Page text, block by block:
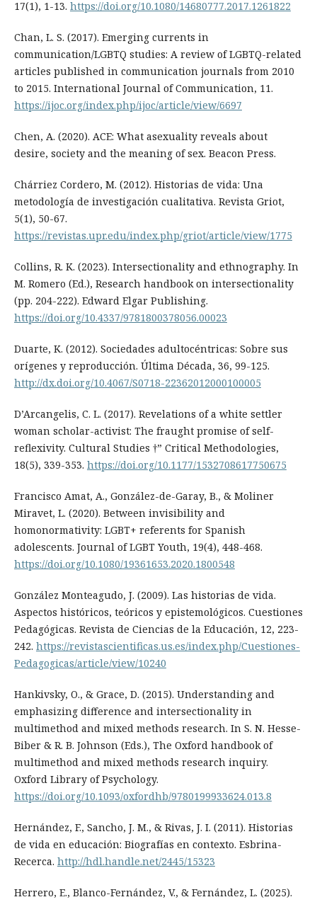
17(1), 1-13. https://doi.org/10.1080/14680777.2017.1261822
Chan, L. S. (2017). Emerging currents in
communication/LGBTQ studies: A review of LGBTQ-related
articles published in communication journals from 2010
to 2015. International Journal of Communication, 11.
https://ijoc.org/index.php/ijoc/article/view/6697
Chen, A. (2020). ACE: What asexuality reveals about
desire, society and the meaning of sex. Beacon Press.
Chárriez Cordero, M. (2012). Historias de vida: Una
metodología de investigación cualitativa. Revista Griot,
5(1), 50-67.
https://revistas.upr.edu/index.php/griot/article/view/1775
Collins, R. K. (2023). Intersectionality and ethnography. In
M. Romero (Ed.), Research handbook on intersectionality
(pp. 204-222). Edward Elgar Publishing.
https://doi.org/10.4337/9781800378056.00023
Duarte, K. (2012). Sociedades adultocéntricas: Sobre sus
orígenes y reproducción. Última Década, 36, 99-125.
http://dx.doi.org/10.4067/S0718-22362012000100005
D’Arcangelis, C. L. (2017). Revelations of a white settler
woman scholar-activist: The fraught promise of self-
reflexivity. Cultural Studies †” Critical Methodologies,
18(5), 339-353. https://doi.org/10.1177/1532708617750675
Francisco Amat, A., González-de-Garay, B., & Moliner
Miravet, L. (2020). Between invisibility and
homonormativity: LGBT+ referents for Spanish
adolescents. Journal of LGBT Youth, 19(4), 448-468.
https://doi.org/10.1080/19361653.2020.1800548
González Monteagudo, J. (2009). Las historias de vida.
Aspectos históricos, teóricos y epistemológicos. Cuestiones
Pedagógicas. Revista de Ciencias de la Educación, 12, 223-
242. https://revistascientificas.us.es/index.php/Cuestiones-
Pedagogicas/article/view/10240
Hankivsky, O., & Grace, D. (2015). Understanding and
emphasizing difference and intersectionality in
multimethod and mixed methods research. In S. N. Hesse-
Biber & R. B. Johnson (Eds.), The Oxford handbook of
multimethod and mixed methods research inquiry.
Oxford Library of Psychology.
https://doi.org/10.1093/oxfordhb/9780199933624.013.8
Hernández, F., Sancho, J. M., & Rivas, J. I. (2011). Historias
de vida en educación: Biografías en contexto. Esbrina-
Recerca. http://hdl.handle.net/2445/15323
Herrero, E., Blanco-Fernández, V., & Fernández, L. (2025).